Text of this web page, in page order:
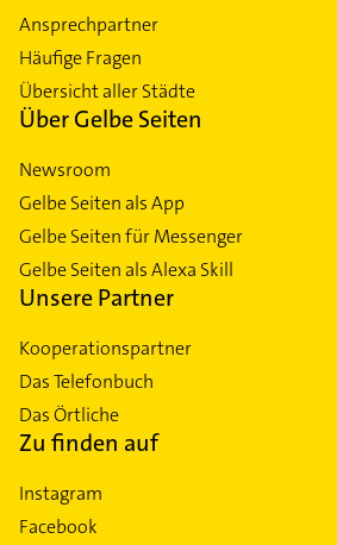
Ansprechpartner
Häufige Fragen
Übersicht aller Städte
Über Gelbe Seiten
Newsroom
Gelbe Seiten als App
Gelbe Seiten für Messenger
Gelbe Seiten als Alexa Skill
Unsere Partner
Kooperationspartner
Das Telefonbuch
Das Örtliche
Zu finden auf
Instagram
Facebook